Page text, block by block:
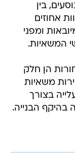
בין
אחוזים
ומפני
המשאיות.
הן חלק
משאיות
בצורך
בהיקף הבנייה.